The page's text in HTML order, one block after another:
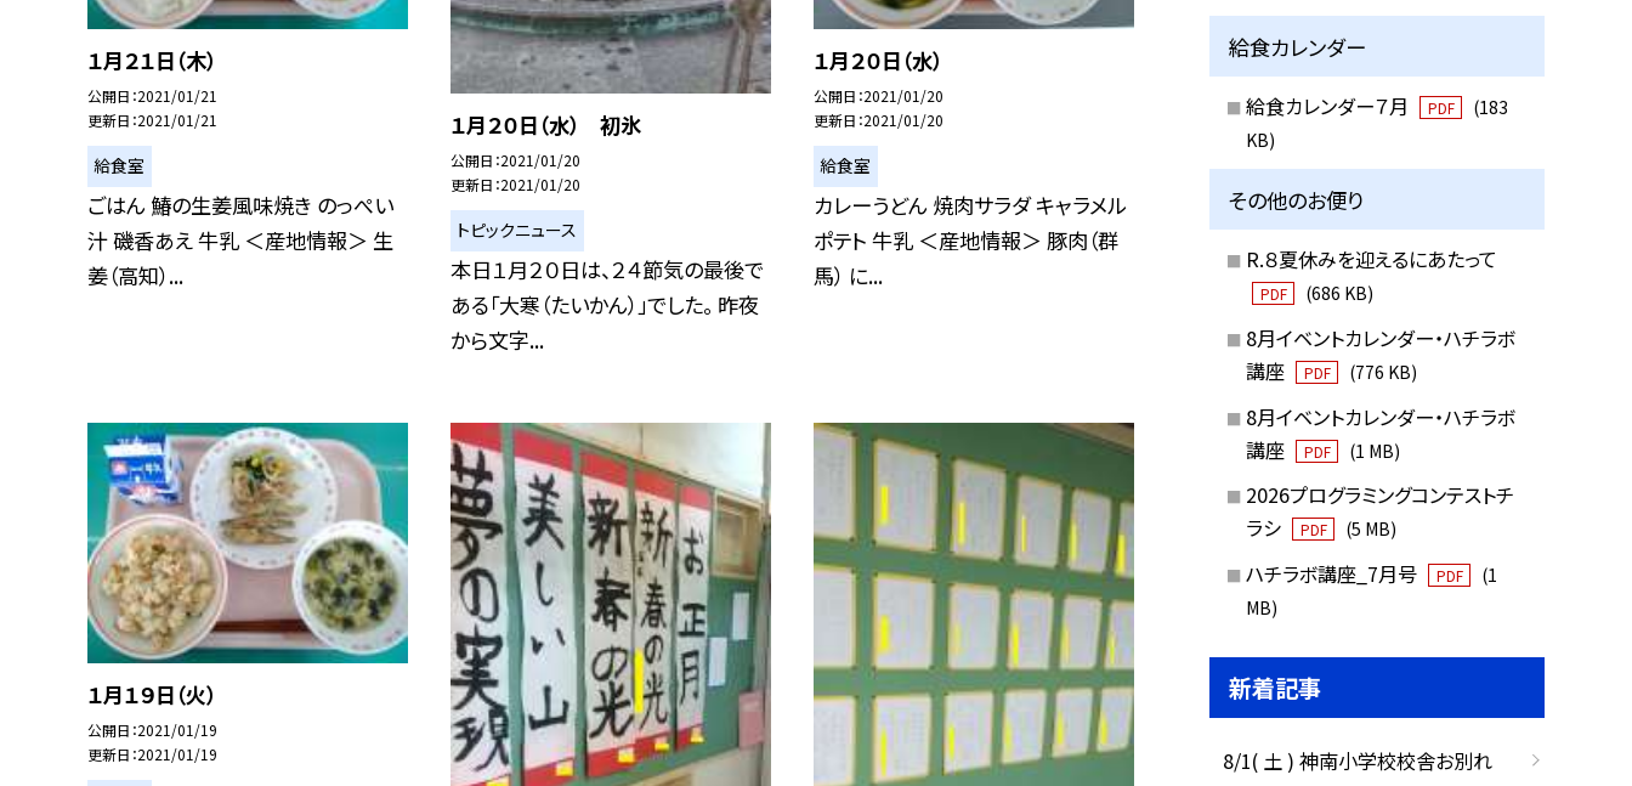
１月２１日（木）
公開日 2021/01/21
更新日 2021/01/21
給食室
ごはん 鰆の生姜風味焼き のっぺい
汁 磯香あえ 牛乳 ＜産地情報＞ 生
姜（高知）...
１月２０日（水） 初氷
公開日 2021/01/20
更新日 2021/01/20
トピックニュース
本日１月２０日は、２４節気の最後で
ある「大寒（たいかん）」でした。 昨夜
から文字...
１月２０日（水）
公開日 2021/01/20
更新日 2021/01/20
給食室
カレーうどん 焼肉サラダ キャラメル
ポテト 牛乳 ＜産地情報＞ 豚肉（群
馬） に...
１月１９日（火）
公開日 2021/01/19
更新日 2021/01/19
給食カレンダー
給食カレンダー７月 PDF
(183
KB)
その他のお便り
R.８夏休みを迎えるにあたって
PDF (686 KB)
8月イベントカレンダー・ハチラボ
講座
PDF (776 KB)
8月イベントカレンダー・ハチラボ
講座
PDF (1 MB)
2026プログラミングコンテストチ
ラシ
PDF (5 MB)
ハチラボ講座_7月号 PDF
(1
MB)
新着記事
8/1( 土 ) 神南小学校校舎お別れ